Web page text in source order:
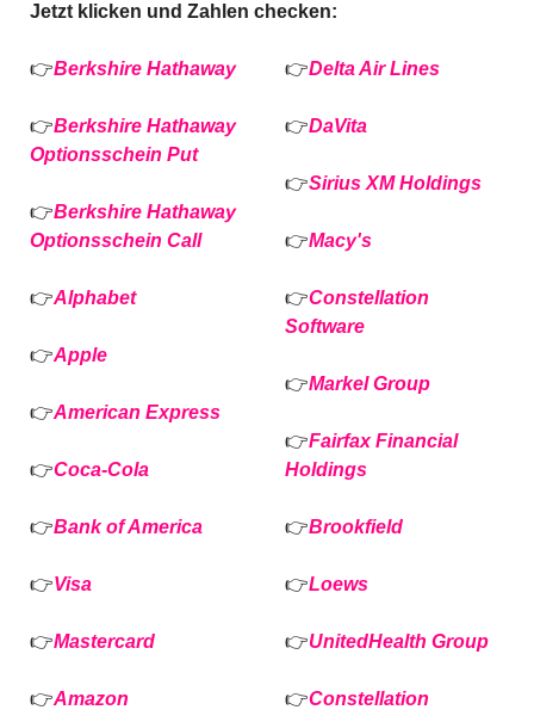
Jetzt klicken und Zahlen checken:
👉Berkshire Hathaway
👉Berkshire Hathaway
Optionsschein Put
👉Berkshire Hathaway
Optionsschein Call
👉Alphabet
👉Apple
👉American Express
👉Coca-Cola
👉Bank of America
👉Visa
👉Mastercard
👉Amazon
👉Delta Air Lines
👉DaVita
👉Sirius XM Holdings
👉Macy's
👉Constellation
Software
👉Markel Group
👉Fairfax Financial
Holdings
👉Brookfield
👉Loews
👉UnitedHealth Group
👉Constellation